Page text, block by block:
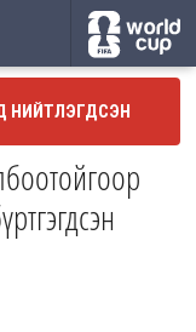
НИЙТЛЭГДСЭН